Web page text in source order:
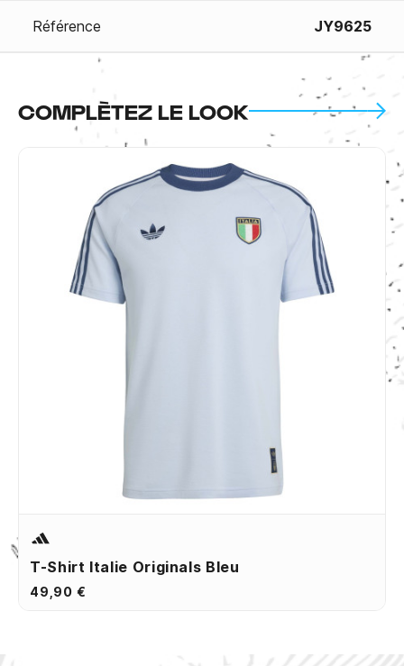
Référence JY9625
COMPLÈTEZ LE LOOK
T-Shirt Italie Originals Bleu
49,90 €